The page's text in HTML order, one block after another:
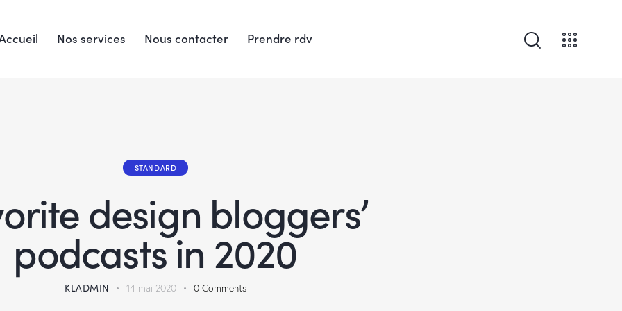
Nos services Nous contacter Prendre rdv
STANDARD
design bloggers’
podcasts in 2020
KLADMIN 14 mai 2020 0 Comments